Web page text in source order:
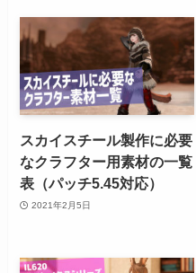
スカイスチール製作に必要
なクラフター用素材の一覧
表（パッチ5.45対応）
2021年2月5日